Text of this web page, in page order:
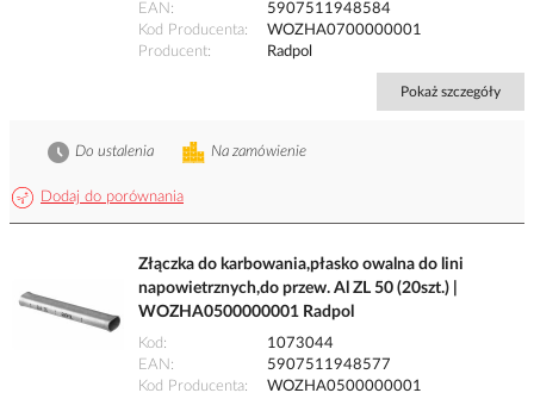
EAN
5907511948584
Kod Producenta
WOZHA0700000001
Producent
Radpol
Pokaż szczegóły
Dodaj do porównania
Na zamówienie
Do ustalenia
Złączka do karbowania,płasko owalna do lini
napowietrznych,do przew. Al ZL 50 (20szt.) |
WOZHA0500000001 Radpol
Kod
1073044
EAN
5907511948577
Kod Producenta
WOZHA0500000001